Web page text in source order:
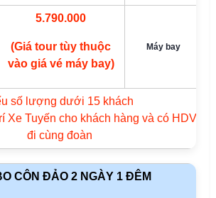
5.790.000
(Giá tour tùy thuộc
vào giá vé máy bay)
Máy bay
số lượng dưới 15 khách
Xe Tuyến cho khách hàng và có HDV
đi cùng đoàn
CÔN ĐẢO 2 NGÀY 1 ĐÊM